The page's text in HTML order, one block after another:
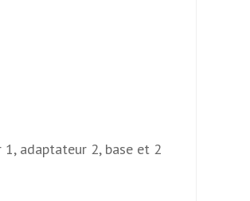
adaptateur 2, base et 2